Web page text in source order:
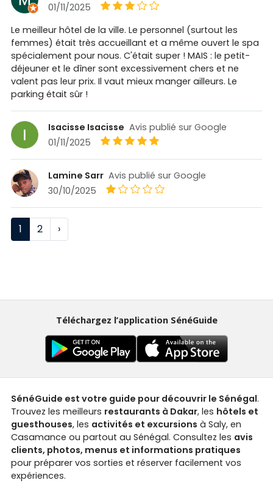
01/11/2025
Le meilleur hôtel de la ville. Le personnel (surtout les
femmes) était très accueillant et a même ouvert le spa
spécialement pour nous. C'était super ! MAIS : le petit-
déjeuner et le dîner sont excessivement chers et ne
valent pas leur prix. Il vaut mieux manger ailleurs. Le
parking était sûr !
Isacisse Isacisse Avis publié sur Google
01/11/2025
Lamine Sarr Avis publié sur Google
30/10/2025
1 2 ›
Téléchargez l’application SénéGuide
SénéGuide est votre guide pour découvrir le Sénégal.
Trouvez les meilleurs restaurants à Dakar, les hôtels et
guesthouses, les activités et excursions à Saly, en
Casamance ou partout au Sénégal. Consultez les avis
clients, photos, menus et informations pratiques
pour préparer vos sorties et réserver facilement vos
expériences.